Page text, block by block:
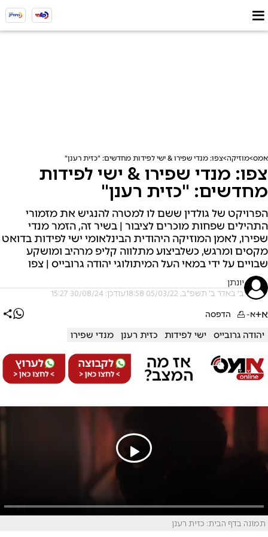
אמס מוזיקה צפו: מנדי שפירו & ישי לפידות מחדשים: "כזית רענן"
צפו: מנדי שפירו & ישי לפידות
מחדשים: "כזית רענן"
הפרויקט של גולדין ששם לו למטרה להנגיש את מזמורי
התהילים שפחות מוכרים לציבור | בשיר זה, הזמר מנדי
שפירו, לאמן המוזיקה היהודית הבינלאומי ישי לפידות בדואט
מקסים ומרגש, כשלביצוע מתלווה קליפ מרהיב ומושקע
שבויים על ידי במאי העל המיתולוגי יהודה גרובייס | צפו
יונתן
ב' באדר ב׳ תשפ"ב, 05/03/22 18:58 עודכן: 30/08/24 15:27
א+א- הדפסה
יהודה גרובייס ישי לפידות כזית רענן מנדי שפירו
תמונה בדף הבית: כזית רענן